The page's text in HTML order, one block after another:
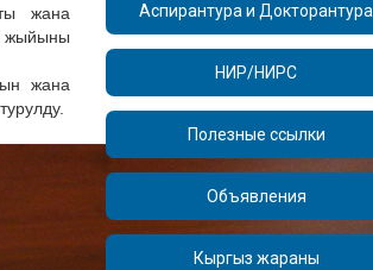
жана
жыйыны
жана
Аспирантура и Докторантура
НИР/НИРС
Полезные ссылки
Объявления
Кыргыз жараны